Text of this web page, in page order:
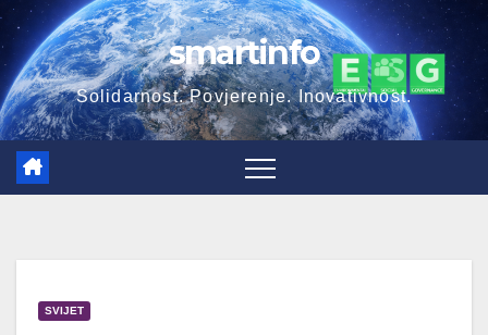
Skip
to
content
smartinfo
Solidarnost. Povjerenje. Inovativnost.
SVIJET